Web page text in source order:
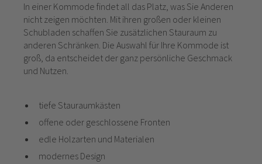
In einer Kommode findet all das Platz, was Sie Anderen
nicht zeigen möchten. Mit ihren großen oder kleinen
Schubladen schaffen Sie zusätzlichen Stauraum zu
anderen Schränken. Die Auswahl für Ihre Kommode ist
groß, da entscheidet der ganz persönliche Geschmack
und Nutzen.
tiefe Stauraumkästen
offene oder geschlossene Fronten
edle Holzarten und Materialen
modernes Design